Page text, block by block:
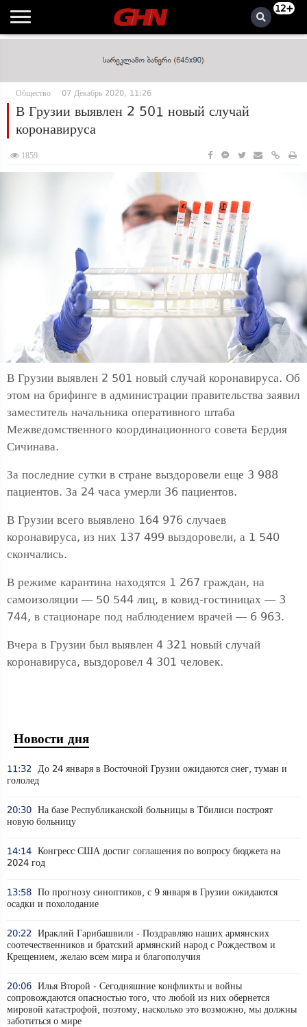
12+
Общество 07 Декабрь 2020, 11:26
В Грузии выявлен 2 501 новый случай
коронавируса
1859
В Грузии выявлен 2 501 новый случай коронавируса. Об
этом на брифинге в администрации правительства заявил
заместитель начальника оперативного штаба
Межведомственного координационного совета Бердия
Сичинава.
За последние сутки в стране выздоровели еще 3 988
пациентов. За 24 часа умерли 36 пациентов.
В Грузии всего выявлено 164 976 случаев
коронавируса, из них 137 499 выздоровели, а 1 540
скончались.
В режиме карантина находятся 1 267 граждан, на
самоизоляции — 50 544 лиц, в ковид-гостиницах — 3
744, в стационаре под наблюдением врачей — 6 963.
Вчера в Грузии был выявлен 4 321 новый случай
коронавируса, выздоровел 4 301 человек.
Новости дня
11:32
До 24 января в Восточной Грузии ожидаются снег, туман и
гололед
20:30 На базе Республиканской больницы в Тбилиси построят
новую больницу
14:14 Конгресс США достиг соглашения по вопросу бюджета на
2024 год
13:58 По прогнозу синоптиков, с 9 января в Грузии ожидаются
осадки и похолодание
20:22
Ираклий Гарибашвили - Поздравляю наших армянских
соотечественников и братский армянский народ с Рождеством и
Крещением, желаю всем мира и благополучия
20:06 Илья Второй - Сегодняшние конфликты и войны
сопровождаются опасностью того, что любой из них обернется
мировой катастрофой, поэтому, насколько это возможно, мы должны
заботиться о мире